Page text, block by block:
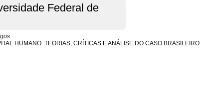
Federal de
HUMANO: TEORIAS, CRÍTICAS E ANÁLISE DO CASO BRASILEIRO